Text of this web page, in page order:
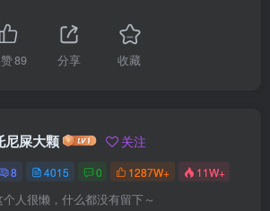
89 分享 收藏
尼屎大颗 关注
8 4015 0 1287W+ 11W+
个人很懒，什么都没有留下～